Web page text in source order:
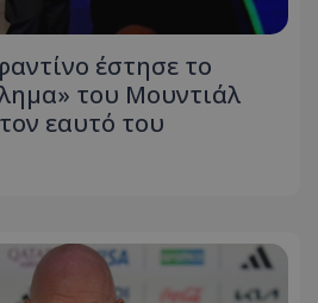
έστησε το
του Μουντιάλ
εαυτό του